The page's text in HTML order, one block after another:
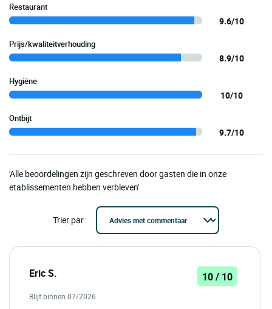
Restaurant
9.6/10
Prijs/kwaliteitverhouding
8.9/10
Hygiëne
10/10
Ontbijt
9.7/10
'Alle beoordelingen zijn geschreven door gasten die in onze
etablissementen hebben verbleven'
Trier par
Eric S. 10 / 10
Blijf binnen 07/2026